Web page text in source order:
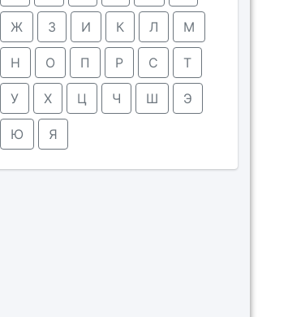
Ж З И К Л М
Н О П Р С Т
У Х Ц Ч Ш Э
Ю Я